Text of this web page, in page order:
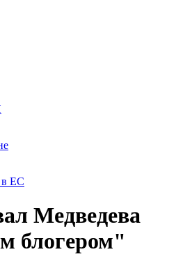
в ЕС
Медведева
блогером"